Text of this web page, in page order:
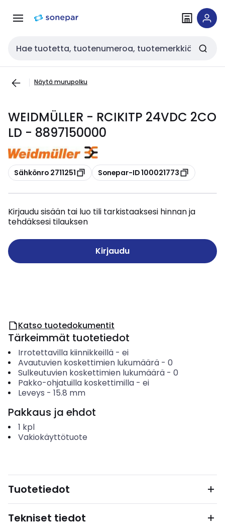
navigointiinsisältöön
Haku
Näytä murupolku
WEIDMÜLLER - RCIKITP 24VDC 2CO
LD - 8897150000
Kopioi
Sähkönro 2711251 Kopioi
Sonepar-ID 100021773
Kirjaudu sisään tai luo tili tarkistaaksesi hinnan ja
tehdäksesi tilauksen
Kirjaudu
Katso tuotedokumentit
Tärkeimmät tuotetiedot
Irrotettavilla kiinnikkeillä- ei
Avautuvien koskettimien lukumäärä- 0
Sulkeutuvien koskettimien lukumäärä- 0
Pakko-ohjatuilla koskettimilla- ei
Leveys - 15.8 mm
Pakkaus ja ehdot
1 kpl
Vakiokäyttötuote
Tuotetiedot
Tekniset tiedot